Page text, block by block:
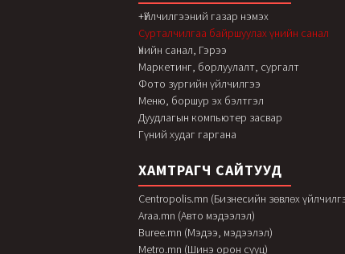
+Үйлчилгээний газар нэмэх
Сурталчилгаа байршуулах үнийн санал
Үнийн санал, Гэрээ
Маркетинг, борлуулалт, сургалт
Фото зургийн үйлчилгээ
Меню, боршур эх бэлтгэл
Дуудлагын компьютер засвар
Гүний худаг гаргана
ХАМТРАГЧ САЙТУУД
Centropolis.mn (Бизнесийн зөвлөх
Araa.mn (Авто мэдээлэл)
Buree.mn (Мэдээ, мэдээлэл)
Metro.mn (Шинэ орон сууц)